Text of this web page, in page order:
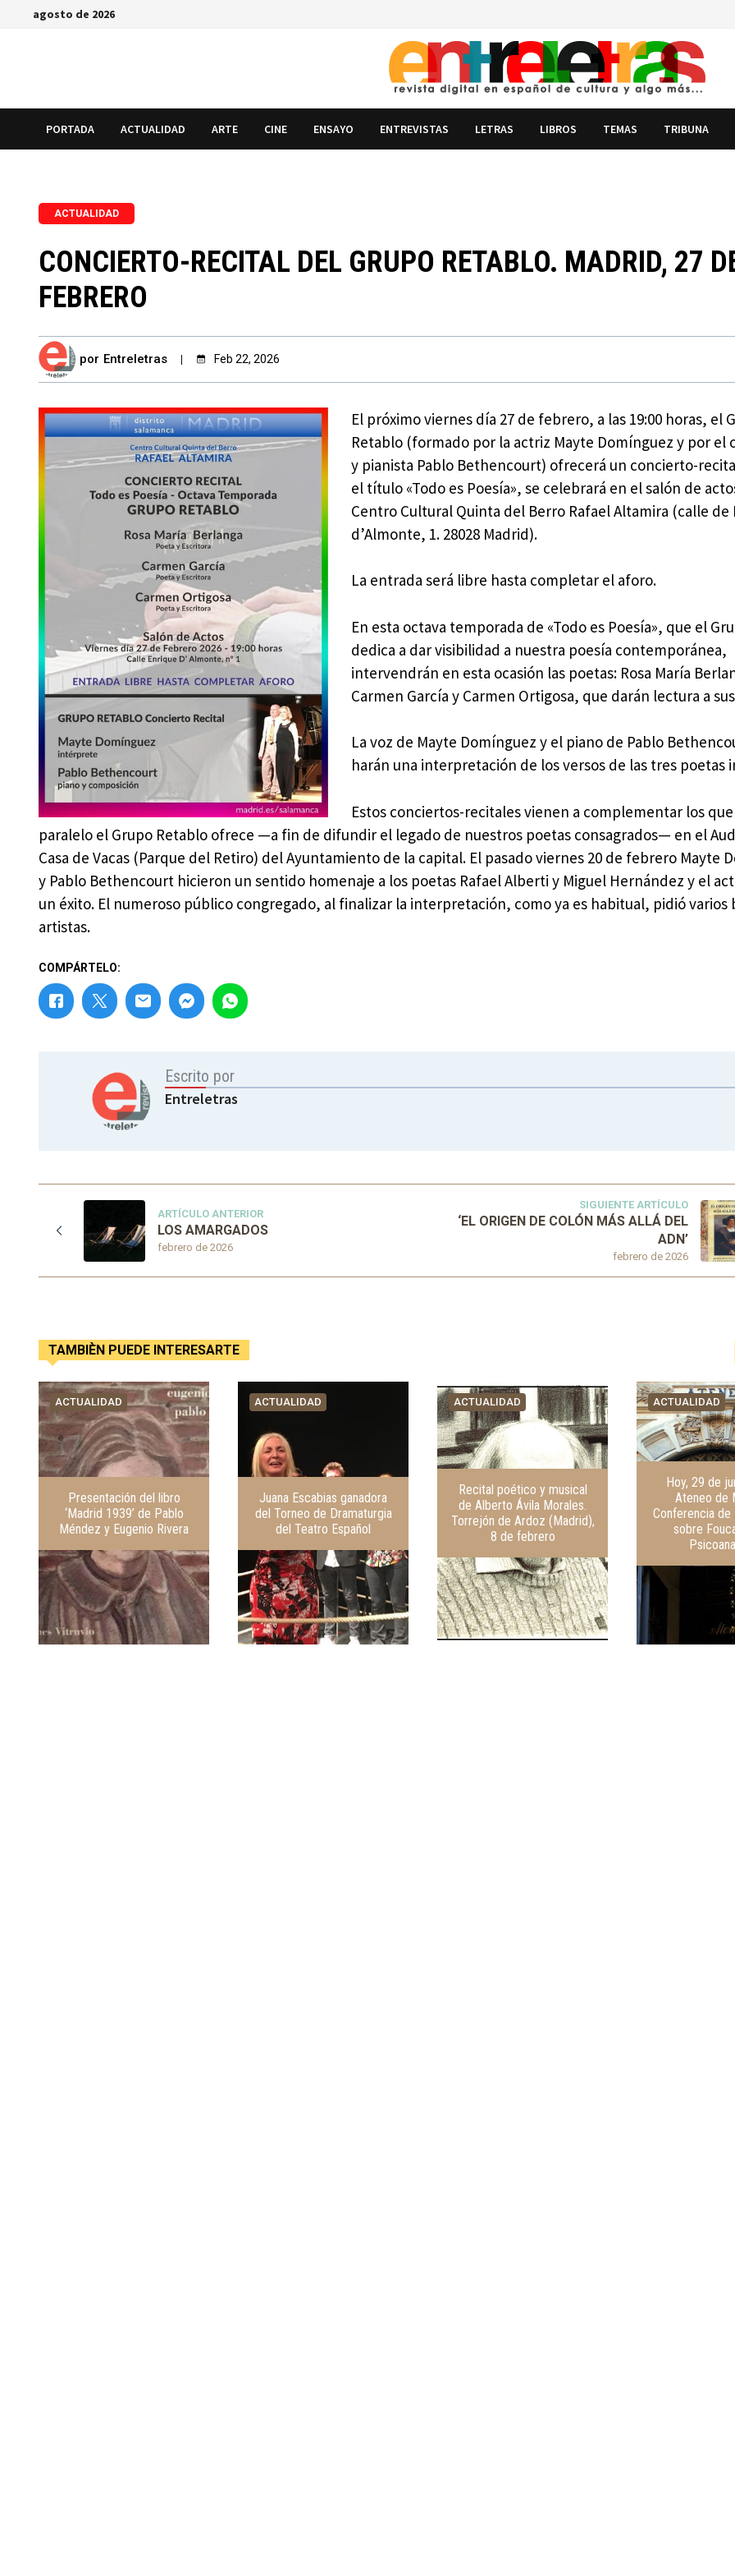
Saltaragosto de 2026
PORTADA ACTUALIDAD ARTE CINE ENSAYO ENTREVISTAS LETRAS LIBROS TEMAS TRIBUNA
ACTUALIDAD
CONCIERTO-RECITAL DEL GRUPO RETABLO. MADRID, 27
FEBRERO
por Entreletras Feb 22, 2026
El próximo viernes día 27 de febrero, a las 19:00 horas, el
Retablo (formado por la actriz Mayte Domínguez y por el
y pianista Pablo Bethencourt) ofrecerá un concierto-
el título «Todo es Poesía», se celebrará en el salón de
Centro Cultural Quinta del Berro Rafael Altamira (calle de
d’Almonte, 1. 28028 Madrid).
La entrada será libre hasta completar el aforo.
En esta octava temporada de «Todo es Poesía», que el
dedica a dar visibilidad a nuestra poesía contemporánea,
intervendrán en esta ocasión las poetas: Rosa María
Carmen García y Carmen Ortigosa, que darán lectura a
La voz de Mayte Domínguez y el piano de Pablo
harán una interpretación de los versos de las tres poetas
Estos conciertos-recitales vienen a complementar los
paralelo el Grupo Retablo ofrece —a fin de difundir el legado de nuestros poetas consagrados— en el
Casa de Vacas (Parque del Retiro) del Ayuntamiento de la capital. El pasado viernes 20 de febrero Mayte
y Pablo Bethencourt hicieron un sentido homenaje a los poetas Rafael Alberti y Miguel Hernández y el
un éxito. El numeroso público congregado, al finalizar la interpretación, como ya es habitual, pidió varios
artistas.
COMPÁRTELO:
Escrito por
Entreletras
ARTÍCULO ANTERIOR
febrero de 2026
LOS AMARGADOS
SIGUIENTE ARTÍCULO
febrero de 2026
‘EL ORIGEN DE COLÓN MÁS ALLÁ DEL
ADN’
TAMBIÈN PUEDE INTERESARTE
ACTUALIDAD
Presentación del libro
‘Madrid 1939’ de Pablo
Méndez y Eugenio Rivera
ACTUALIDAD
Juana Escabias ganadora
del Torneo de Dramaturgia
del Teatro Español
ACTUALIDAD
Recital poético y musical
de Alberto Ávila Morales.
Torrejón de Ardoz (Madrid),
8 de febrero
ACTUALIDAD
Hoy, 29 de
Ateneo de
Conferencia de
sobre